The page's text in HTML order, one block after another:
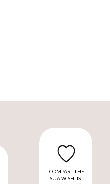
COMPARTILHE
SUA WISHLIST